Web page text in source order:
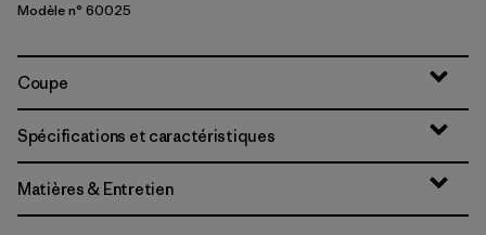
Modèle n° 60025
Coupe
Spécifications et caractéristiques
Matières & Entretien